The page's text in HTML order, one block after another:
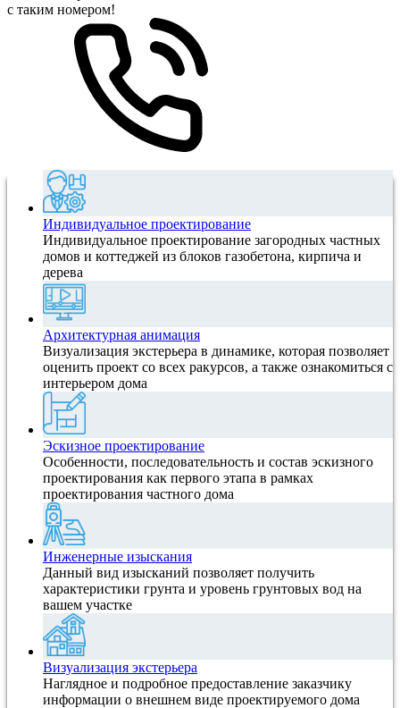
с таким номером!
Индивидуальное проектирование
Индивидуальное проектирование загородных частных
домов и коттеджей из блоков газобетона, кирпича и
дерева
Архитектурная анимация
Визуализация экстерьера в динамике, которая позволяет
оценить проект со всех ракурсов, а также ознакомиться с
интерьером дома
Эскизное проектирование
Особенности, последовательность и состав эскизного
проектирования как первого этапа в рамках
проектирования частного дома
Инженерные изыскания
Данный вид изысканий позволяет получить
характеристики грунта и уровень грунтовых вод на
вашем участке
Визуализация экстерьера
Наглядное и подробное предоставление заказчику
информации о внешнем виде проектируемого дома